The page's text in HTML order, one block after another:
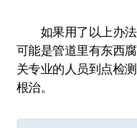
如果用了以上办法
可能是管道里有东西
关专业的人员到点检
根治。